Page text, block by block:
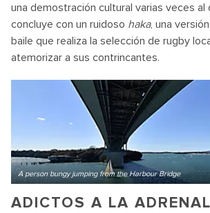
una demostración cultural varias veces al
concluye con un ruidoso haka, una
baile que realiza la selección de rugby
atemorizar a sus contrincantes.
A person bungy jumping from the Harbour Bridge
ADICTOS A LA